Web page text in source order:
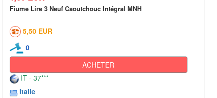
Fiume Lire 3 Neuf Caoutchouc Intégral MNH
5,50 EUR
0
ACHETER
IT - 37***
Italie